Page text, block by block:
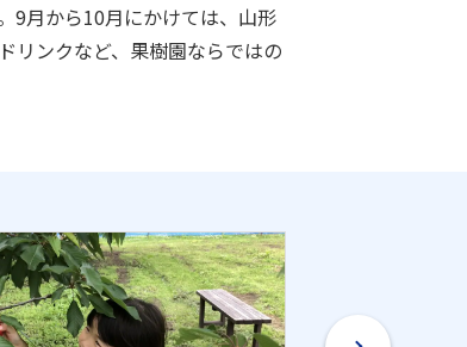
9月から10月にかけては、山形
リンクなど、果樹園ならではの